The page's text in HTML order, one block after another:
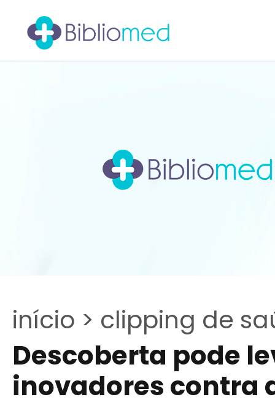
início > clipping de
Descoberta pode
inovadores contra